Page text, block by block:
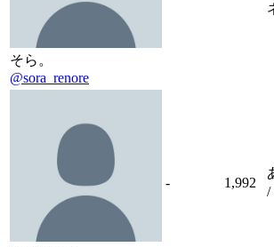
そら。
@sora_renore
- 1,992
/